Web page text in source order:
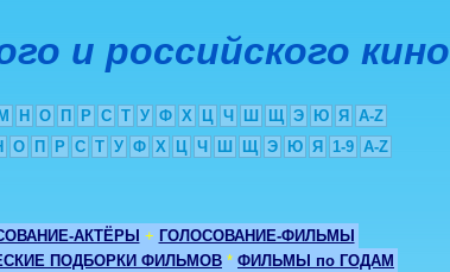
и российского кино
М Н О П Р С Т У Ф Х Ц Ч Ш Щ Э Ю Я
A-Z
О П Р С Т У Ф Х Ц Ч Ш Щ Э Ю Я 1-9 A-Z
АКТЁРЫ + ГОЛОСОВАНИЕ-ФИЛЬМЫ
ПОДБОРКИ ФИЛЬМОВ * ФИЛЬМЫ по ГОДАМ